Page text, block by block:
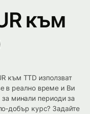
към
към TTD използват
в реално време и Ви
минали периоди за
добър курс? Задайте